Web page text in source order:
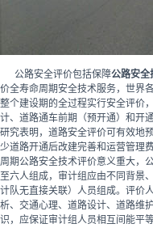
公路安全评价包括保障公路安全
价全寿命周期安全技术服务，世界
整个建设期的全过程实行安全评价
计、道路通车前期（预开通）和开
研究表明，道路安全评价可有效地
少道路开通后改建完善和运营管理
周期公路安全技术评价意义重大，
至六人组成，审计组应由不同背景
计队无直接关联）人员组成。评价
析、交通心理、道路设计、道路维
识，应保证审计组人员相互间能平